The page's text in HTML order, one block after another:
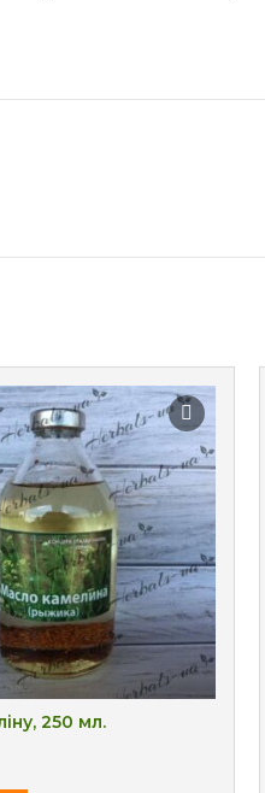
250 мл.